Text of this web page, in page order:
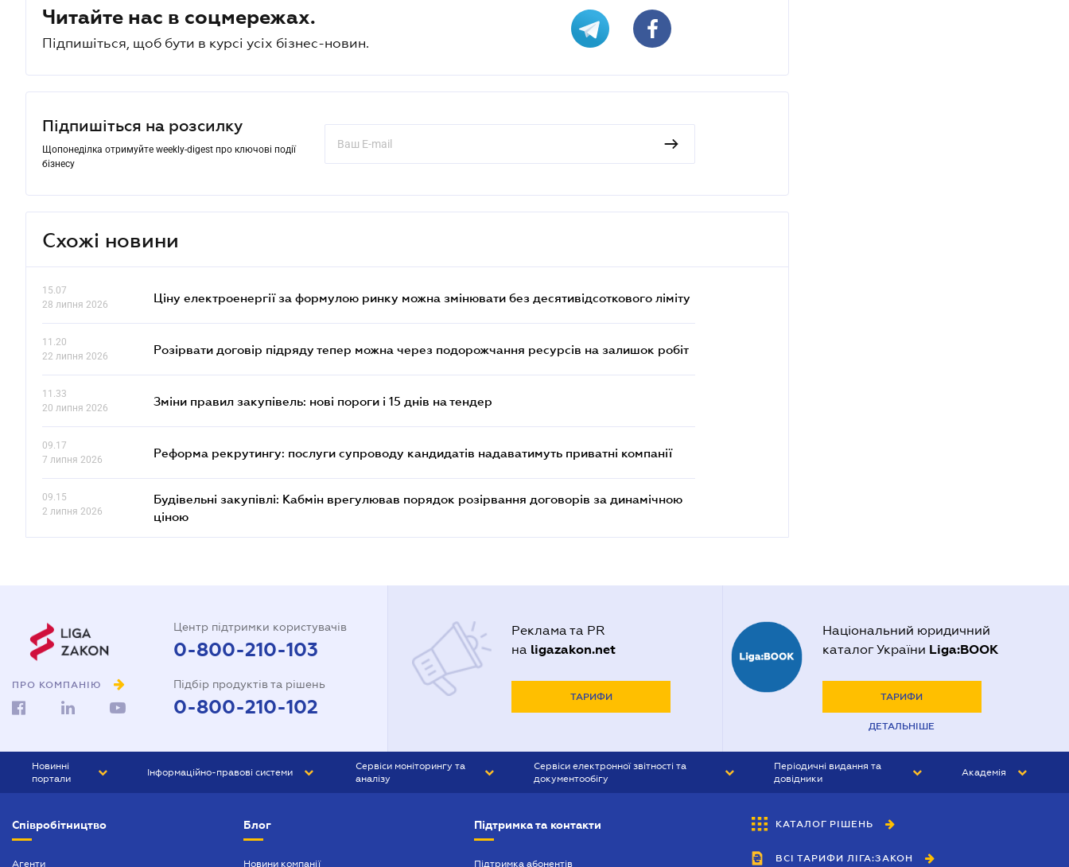
Читайте нас в соцмережах.
Підпишіться, щоб бути в курсі усіх бізнес-новин.
Підпишіться на розсилку
Щопонеділка отримуйте weekly-digest про ключові події
бізнесу
Схожі новини
15.07
28 липня 2026
Ціну електроенергії за формулою ринку можна змінювати без десятивідсоткового ліміту
11.20
22 липня 2026
Розірвати договір підряду тепер можна через подорожчання ресурсів на залишок робіт
11.33
20 липня 2026
Зміни правил закупівель: нові пороги і 15 днів на тендер
09.17
7 липня 2026
Реформа рекрутингу: послуги супроводу кандидатів надаватимуть приватні компанії
09.15
2 липня 2026
Будівельні закупівлі: Кабмін врегулював порядок розірвання договорів за динамічною
ціною
ПРО КОМПАНІЮ
Центр підтримки користувачів
0-800-210-103
Підбір продуктів та рішень
0-800-210-102
Реклама та PR
на ligazakon.net
ТАРИФИ
Національний юридичний
каталог України Liga:BOOK
ТАРИФИ
ДЕТАЛЬНІШЕ
Новинні
портали
БІЗНЕС
Інформаційно-правові системи
Сервіси моніторингу та
аналізу
Сервіси електронної звітності та
документообігу
Періодичні видання та
довідники
БУХГАЛТЕР&ЗАКОН
ВІСНИК МСФЗ
Академія
Співробітництво
Агенти
Блог
Новини компанії
Підтримка та контакти
Підтримка абонентів
КАТАЛОГ РІШЕНЬ
ВСІ ТАРИФИ ЛІГА:ЗАКОН